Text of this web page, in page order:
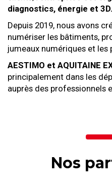
diagnostics, énergie et 3D.
Depuis 2019, nous avons
numériser les bâtiments,
jumeaux numériques et les
AESTIMO et AQUITAINE
principalement dans les
auprès des professionnels
Nos